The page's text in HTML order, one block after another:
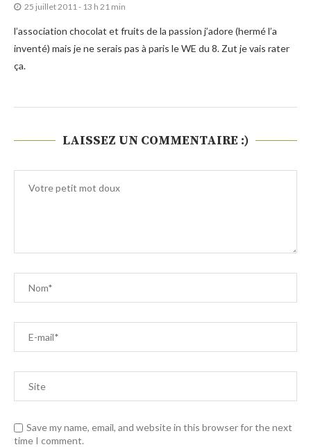
25 juillet 2011 - 13 h 21 min
l’association chocolat et fruits de la passion j’adore (hermé l’a
inventé) mais je ne serais pas à paris le WE du 8. Zut je vais rater
ça.
LAISSEZ UN COMMENTAIRE :)
Save my name, email, and website in this browser for the next
time I comment.